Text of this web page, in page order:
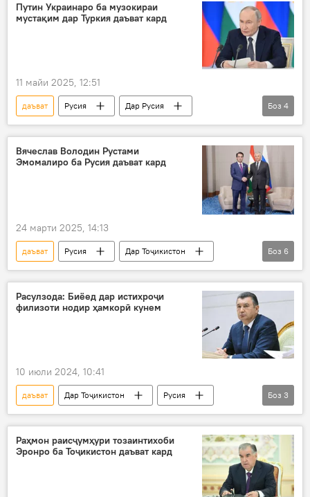
Путин Украинаро ба музокираи
мустақим дар Туркия даъват кард
11 майи 2025, 12:51
даъват Русия
Дар Русия
Владимир Путин
музокирот
Туркия
Украина
Боз 4
Вячеслав Володин Рустами
Эмомалиро ба Русия даъват кард
24 марти 2025, 14:13
даъват Русия
Дар Тоҷикистон
Ҷанги дуюми ҷаҳонӣ
Рустам Эмомалӣ
Вячеслав Володин
ҳамкорӣ
Сиёсат
Боз 6
Расулзода: Биёед дар истихроҷи
филизоти нодир ҳамкорӣ кунем
10 июли 2024, 10:41
даъват Дар Тоҷикистон
Русия
ҳамкорӣ
Саноат Қоҳир Расулзода
Боз 3
Раҳмон раисҷумҳури тозаинтихоби
Эронро ба Тоҷикистон даъват кард